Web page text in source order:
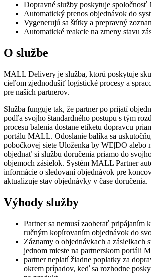
Dopravné služby poskytuje spoločnosť
Automatický prenos objednávok do
Vygenerujú sa štítky a prepravný
Automatické reakcie na zmeny stavu
O službe
MALL Delivery je služba, ktorú poskytuje
cieľom zjednodušiť logistické procesy a
pre našich partnerov.
Služba funguje tak, že partner po prijatí
podľa svojho štandardného postupu s tým
procesu balenia dostane etiketu dopravcu
portálu MALL. Odoslanie balíka sa
pobočkovej siete Uloženka by WE|DO alebo
objednať si službu doručenia priamo do
objemoch zásielok. Systém MALL Partner
informácie o sledovaní objednávok pre
aktualizuje stav objednávky v čase doručenia.
Výhody služby
Partner sa nemusí zaoberať pripájaním
ručným kopírovaním objednávok do
Záznamy o objednávkach a zásielkach
jednom mieste na partnerskom portáli
partner neplatí žiadne poplatky za
okrem prípadov, keď sa rozhodne